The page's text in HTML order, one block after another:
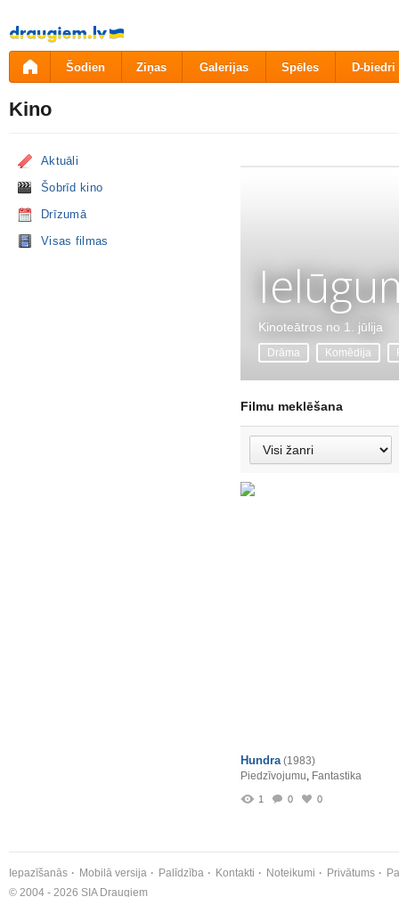
Pāriet
uz
saturu
Šodien Ziņas Galerijas Spēles D-biedri
Kino
Aktuāli
Šobrīd kino
Drīzumā
Visas filmas
Kinoteātros no 1. jūlija
Drāma Komēdija
Filmu meklēšana
Hundra (1983)
Piedzīvojumu, Fantastika
1 0 0
Iepazīšanās Mobilā versija Palīdzība Kontakti Noteikumi Privātums
© 2004 - 2026 SIA Draugiem